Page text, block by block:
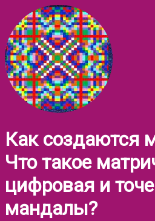
Как создаются
Что такое
цифровая и
мандалы?